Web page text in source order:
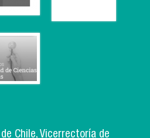
Chile, Vicerrectoría de